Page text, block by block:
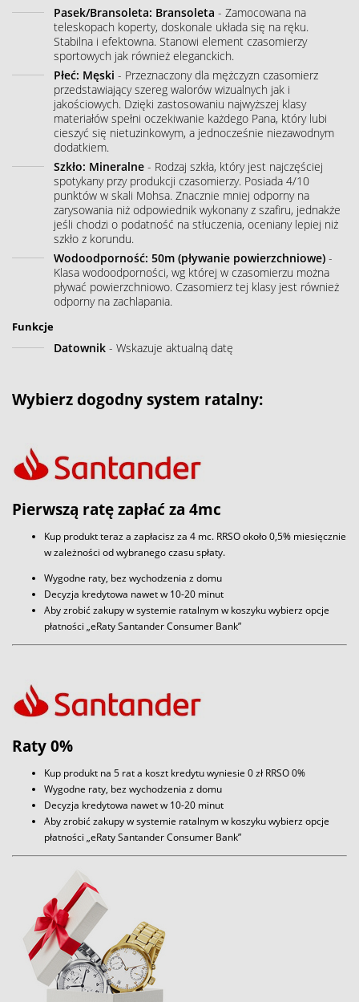
Pasek/Bransoleta: Bransoleta - Zamocowana na
teleskopach koperty, doskonale układa się na ręku.
Stabilna i efektowna. Stanowi element czasomierzy
sportowych jak również eleganckich.
Płeć: Męski - Przeznaczony dla mężczyzn czasomierz
przedstawiający szereg walorów wizualnych jak i
jakościowych. Dzięki zastosowaniu najwyższej klasy
materiałów spełni oczekiwanie każdego Pana, który lubi
cieszyć się nietuzinkowym, a jednocześnie niezawodnym
dodatkiem.
Szkło: Mineralne - Rodzaj szkła, który jest najczęściej
spotykany przy produkcji czasomierzy. Posiada 4/10
punktów w skali Mohsa. Znacznie mniej odporny na
zarysowania niż odpowiednik wykonany z szafiru, jednakże
jeśli chodzi o podatność na stłuczenia, oceniany lepiej niż
szkło z korundu.
Wodoodporność: 50m (pływanie powierzchniowe) -
Klasa wodoodporności, wg której w czasomierzu można
pływać powierzchniowo. Czasomierz tej klasy jest również
odporny na zachlapania.
Funkcje
Datownik - Wskazuje aktualną datę
Wybierz dogodny system ratalny:
Pierwszą ratę zapłać za 4mc
Kup produkt teraz a zapłacisz za 4 mc. RRSO około 0,5% miesięcznie
w zależności od wybranego czasu spłaty.
Wygodne raty, bez wychodzenia z domu
Decyzja kredytowa nawet w 10-20 minut
Aby zrobić zakupy w systemie ratalnym w koszyku wybierz opcje
płatności „eRaty Santander Consumer Bank”
Raty 0%
Kup produkt na 5 rat a koszt kredytu wyniesie 0 zł RRSO 0%
Wygodne raty, bez wychodzenia z domu
Decyzja kredytowa nawet w 10-20 minut
Aby zrobić zakupy w systemie ratalnym w koszyku wybierz opcje
płatności „eRaty Santander Consumer Bank”